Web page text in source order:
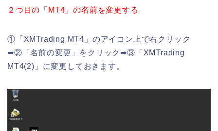
２つ目の「MT4」の名前を変更する
①「XMTrading MT4」のアイコン上で右クリック
➡②「名前の変更」をクリック➡③「XMTrading
MT4(2)」に変更しておきます。